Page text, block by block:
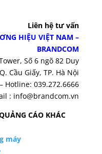
Liên hệ tư vấn
HIỆU VIỆT NAM –
BRANDCOM
Số 6 ngõ 82 Duy
Cầu Giấy, TP. Hà Nội
Hotline: 039.272.6666
: info@brandcom.vn
CÁO KHÁC
máy